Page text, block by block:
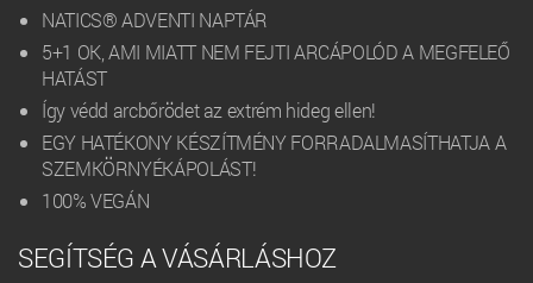
NATICS® ADVENTI NAPTÁR
5+1 OK, AMI MIATT NEM FEJTI ARCÁPOLÓD A MEGFELEŐ
HATÁST
Így védd arcbőrödet az extrém hideg ellen!
EGY HATÉKONY KÉSZÍTMÉNY FORRADALMASÍTHATJA A
SZEMKÖRNYÉKÁPOLÁST!
100% VEGÁN
SEGÍTSÉG A VÁSÁRLÁSHOZ